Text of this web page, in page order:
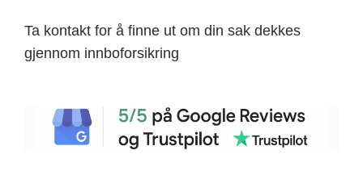
Ta kontakt for å finne ut om din sak dekkes
gjennom innboforsikring